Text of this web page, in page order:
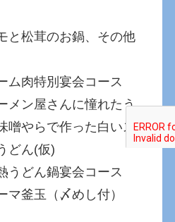
と松茸のお鍋、その他
ム肉特別宴会コース
メン屋さんに憧れたう
噌やらで作った白いス
どん(仮)
うどん鍋宴会コース
マ釜玉（〆めし付）